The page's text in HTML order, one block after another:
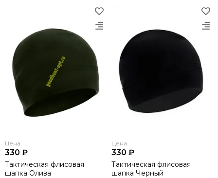
Цена
330 ₽
Тактическая флисовая
шапка Олива
Цена
330 ₽
Тактическая флисовая
шапка Черный